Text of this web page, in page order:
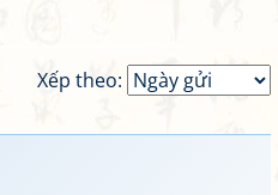
Xếp theo: